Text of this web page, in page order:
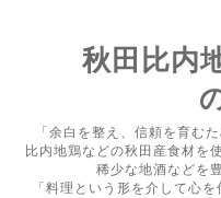
秋田比内
「余白を整え、信頼を育む
比内地鶏などの秋田産食材を
稀少な地酒などを
「料理という形を介して心